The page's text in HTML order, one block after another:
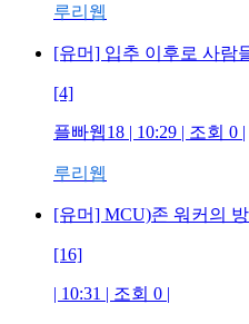
루리웹
[유머] 입추 이후로 사람
[4]
플빠웹18 | 10:29 | 조회 0 |
루리웹
[유머] MCU)존 워커의
[16]
| 10:31 | 조회 0 |